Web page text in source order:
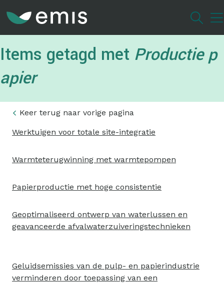
inhoud
Items getagd met Productie p
apier
Keer terug naar vorige pagina
Werktuigen voor totale site-integratie
Warmteterugwinning met warmtepompen
Papierproductie met hoge consistentie
Geoptimaliseerd ontwerp van waterlussen en
geavanceerde afvalwaterzuiveringstechnieken
Geluidsemissies van de pulp- en papierindustrie
verminderen door toepassing van een